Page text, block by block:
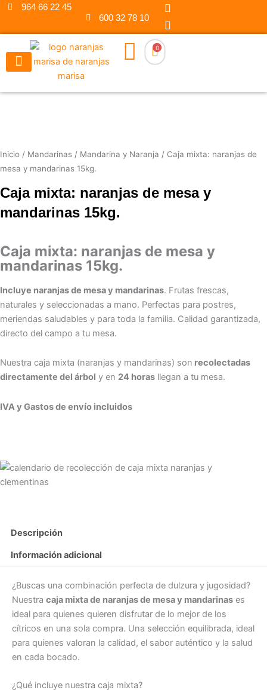
contenido
964 66 22 45
600 32 78 10
F
c
I
s
m
0
Inicio / Mandarinas / Mandarina y Naranja / Caja mixta: naranjas de
mesa y mandarinas 15kg.
Caja mixta: naranjas de mesa y
mandarinas 15kg.
Caja mixta: naranjas de mesa y
mandarinas 15kg.
Incluye naranjas de mesa y mandarinas. Frutas frescas,
naturales y seleccionadas a mano. Perfectas para postres,
meriendas saludables y para toda la familia. Calidad garantizada,
directo del campo a tu mesa.
Nuestra caja mixta (naranjas y mandarinas) son recolectadas
directamente del árbol y en 24 horas llegan a tu mesa.
IVA y Gastos de envío incluidos
Descripción
Información adicional
¿Buscas una combinación perfecta de dulzura y jugosidad?
Nuestra caja mixta de naranjas de mesa y mandarinas es
ideal para quienes quieren disfrutar de lo mejor de los
cítricos en una sola compra. Una selección equilibrada, ideal
para quienes valoran la calidad, el sabor auténtico y la salud
en cada bocado.
¿Qué incluye nuestra caja mixta?